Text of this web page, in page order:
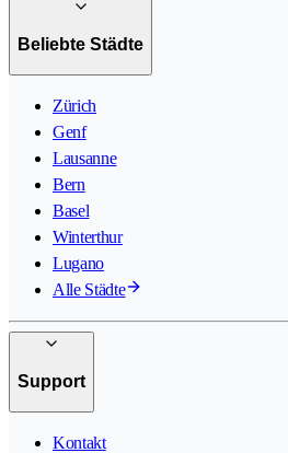
Beliebte Städte
Zürich
Genf
Lausanne
Bern
Basel
Winterthur
Lugano
Alle Städte
Support
Kontakt